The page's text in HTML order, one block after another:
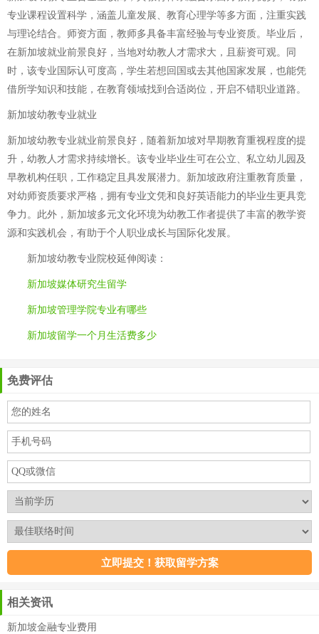
专业课程设置科学，涵盖儿童发展、教育心理学等多方面，注重实践
与理论结合。师资方面，教师多具备丰富经验与专业资质。毕业后，
在新加坡就业前景良好，当地对幼教人才需求大，且薪资可观。同
时，该专业国际认可度高，学生若想回国或去其他国家发展，也能凭
借所学知识和技能，在教育领域找到合适岗位，开启不错职业道路。
新加坡幼教专业就业
新加坡幼教专业就业前景良好，随着新加坡对早期教育重视程度的提
升，幼教人才需求持续增长。该专业毕业生可在公立、私立幼儿园及
早教机构任职，工作稳定且具发展潜力。新加坡政府注重教育质量，
对幼师资质要求严格，拥有专业文凭和良好英语能力的毕业生更具竞
争力。此外，新加坡多元文化环境为幼教工作者提供了丰富的教学资
源和实践机会，有助于个人职业成长与国际化发展。
新加坡幼教专业院校延伸阅读：
新加坡媒体研究生留学
新加坡管理学院专业有哪些
新加坡留学一个月生活费多少
免费评估
相关资讯
新加坡金融专业费用